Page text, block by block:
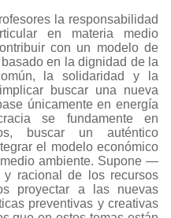
la responsabilidad
en materia medio
con un modelo de
en la dignidad de la
la solidaridad y la
buscar una nueva
únicamente en energía
se fundamente en
buscar un auténtico
el modelo económico
ambiente. Supone —
racional de los recursos
proyectar a las nuevas
preventivas y creativas